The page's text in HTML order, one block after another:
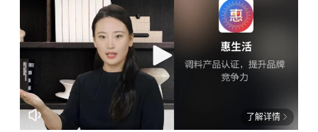
了解详情